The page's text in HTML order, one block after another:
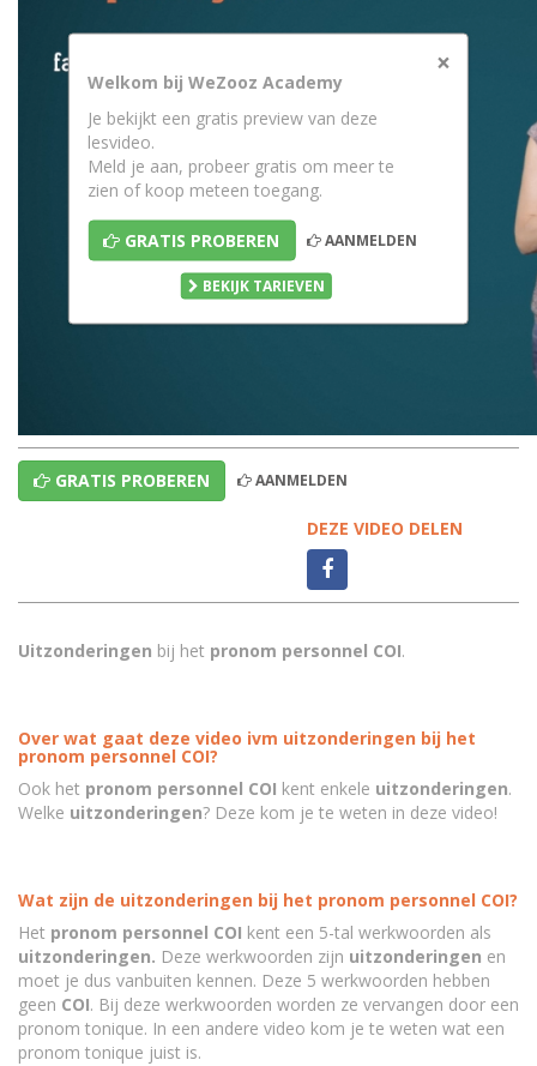
×
Welkom bij WeZooz Academy
Je bekijkt een gratis preview van deze
lesvideo.
Meld je aan, probeer gratis om meer te
zien of koop meteen toegang.
GRATIS PROBEREN AANMELDEN
BEKIJK TARIEVEN
GRATIS PROBEREN AANMELDEN
DEZE VIDEO DELEN
Uitzonderingen bij het pronom personnel COI.
Over wat gaat deze video ivm uitzonderingen bij het
pronom personnel COI?
Ook het pronom personnel COI kent enkele uitzonderingen.
Welke uitzonderingen? Deze kom je te weten in deze video!
Wat zijn de uitzonderingen bij het pronom personnel COI?
Het pronom personnel COI kent een 5-tal werkwoorden als
uitzonderingen. Deze werkwoorden zijn uitzonderingen en
moet je dus vanbuiten kennen. Deze 5 werkwoorden hebben
geen COI. Bij deze werkwoorden worden ze vervangen door een
pronom tonique. In een andere video kom je te weten wat een
pronom tonique juist is.